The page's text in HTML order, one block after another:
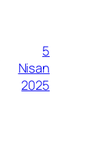
5
Nisan
2025